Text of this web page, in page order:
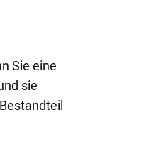
Sie eine
sie